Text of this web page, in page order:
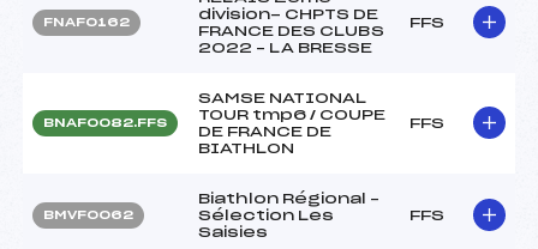
FNAF0162
division- CHPTS DE
FRANCE DES CLUBS
2022 – LA BRESSE
FFS
BNAF0082.FFS
SAMSE NATIONAL
TOUR tmp6 / COUPE
DE FRANCE DE
BIATHLON
FFS
BMVF0062
Biathlon Régional –
Sélection Les
Saisies
FFS